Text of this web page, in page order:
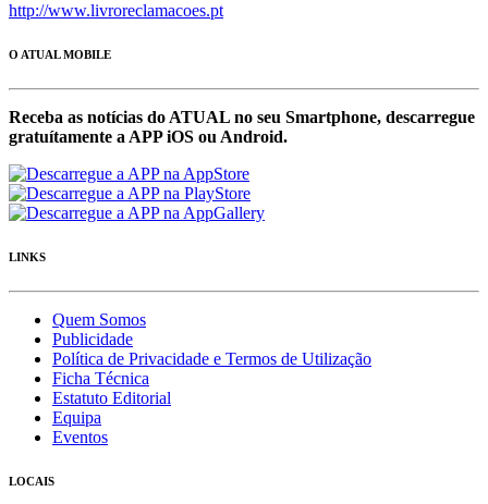
http://www.livroreclamacoes.pt
O ATUAL MOBILE
Receba as notícias do ATUAL no seu Smartphone, descarregue
gratuítamente a APP iOS ou Android.
LINKS
Quem Somos
Publicidade
Política de Privacidade e Termos de Utilização
Ficha Técnica
Estatuto Editorial
Equipa
Eventos
LOCAIS